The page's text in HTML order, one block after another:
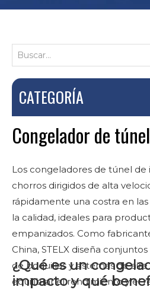
CATEGORÍA
Congelador de
Los congeladores de túnel
chorros dirigidos de alta
rápidamente una costra en
la calidad, ideales para
empanizados. Como
China, STELX diseña
de boquillas y sistemas de
equilibrar el rendimiento y el
¿Qué es un
impacto y qué